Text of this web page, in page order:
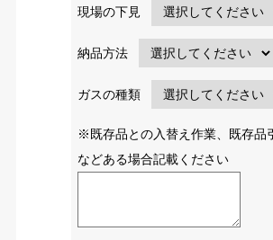
現場の下見
納品方法
ガスの種類
※既存品との入替え作業、既存品
などある場合記載ください